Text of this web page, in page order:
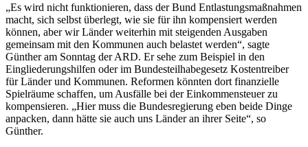
„Es wird nicht funktionieren, dass der Bund Entlastungsmaßnahmen
macht, sich selbst überlegt, wie sie für ihn kompensiert werden
können, aber wir Länder weiterhin mit steigenden Ausgaben
gemeinsam mit den Kommunen auch belastet werden“, sagte
Günther am Sonntag der ARD. Er sehe zum Beispiel in den
Eingliederungshilfen oder im Bundesteilhabegesetz Kostentreiber
für Länder und Kommunen. Reformen könnten dort finanzielle
Spielräume schaffen, um Ausfälle bei der Einkommensteuer zu
kompensieren. „Hier muss die Bundesregierung eben beide Dinge
anpacken, dann hätte sie auch uns Länder an ihrer Seite“, so
Günther.